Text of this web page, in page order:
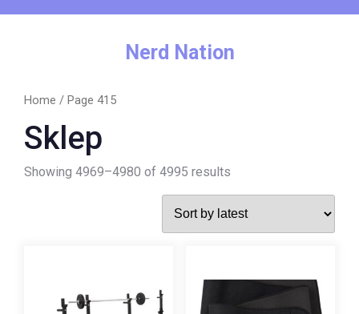
Nerd Nation
Home / Page 415
Sklep
Showing 4969–4980 of 4995 results